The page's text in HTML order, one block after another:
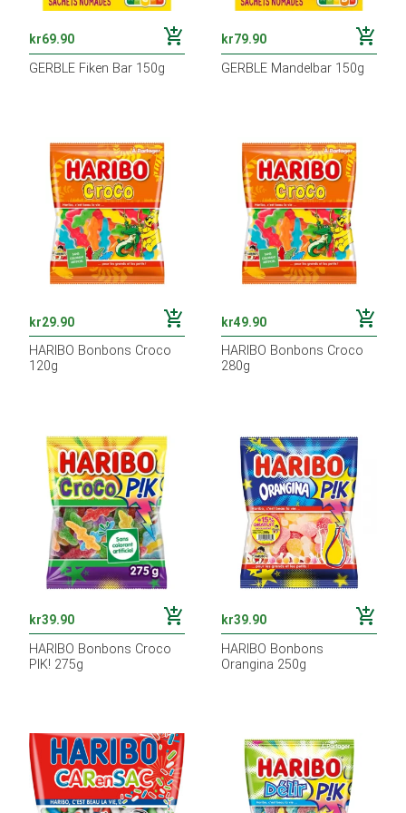
kr69.90 add_shopping_cart
GERBLE Fiken Bar 150g
kr79.90 add_shopping_cart
GERBLE Mandelbar 150g
kr29.90 add_shopping_cart
HARIBO Bonbons Croco
120g
kr49.90 add_shopping_cart
HARIBO Bonbons Croco
280g
kr39.90 add_shopping_cart
HARIBO Bonbons Croco
PIK! 275g
kr39.90 add_shopping_cart
HARIBO Bonbons
Orangina 250g